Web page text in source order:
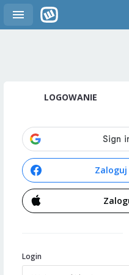
LOGOWANIE
Zaloguj
Login